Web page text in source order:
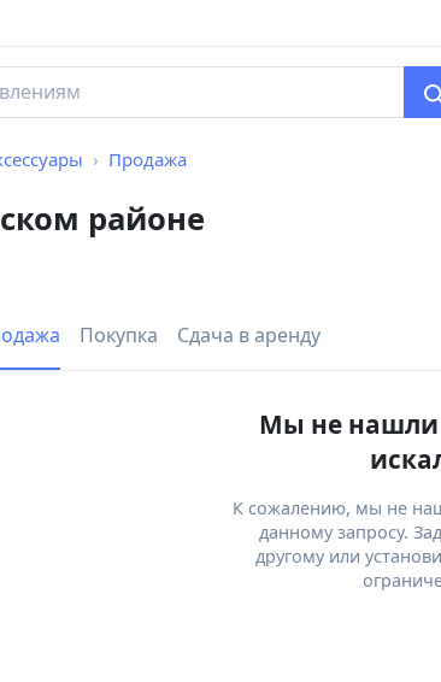
Продажа
районе
Покупка Сдача в аренду
Мы не нашли
К сожалению, мы не
данному запросу.
другому или